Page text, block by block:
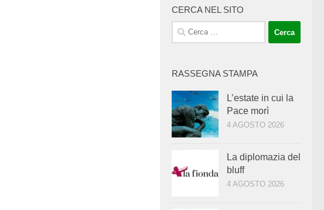
CERCA NEL SITO
Ricerca
per:
RASSEGNA STAMPA
L’estate in cui la
Pace morì
4 AGOSTO 2026
La diplomazia del
bluff
4 AGOSTO 2026